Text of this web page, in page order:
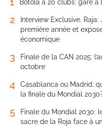
Botola à 20 clubs: gare à
2
Interview Exclusive.
première année et
économique
3
Finale de la CAN 2025:
octobre
4
Casablanca ou Madrid:
la finale du Mondial
5
Finale du Mondial 2030:
sacre de la Roja face à